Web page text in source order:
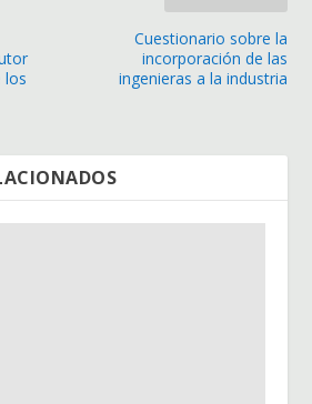
los
Cuestionario sobre la
incorporación de las
ingenieras a la industria